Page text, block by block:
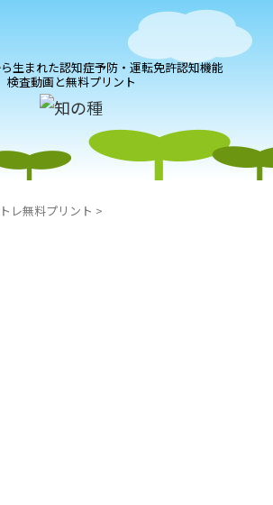
生まれた認知症予防・運転免許認知機能
検査動画と無料プリント
レ無料プリント >